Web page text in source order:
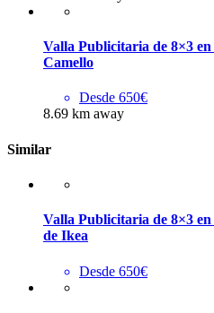
Valla Publicitaria de 8×3
Camello
Desde 650€
8.69 km away
Similar
Valla Publicitaria de 8×3
de Ikea
Desde 650€